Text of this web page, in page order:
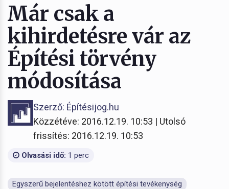
Már csak a
kihirdetésre vár az
Építési törvény
módosítása
Szerző: Építésijog.hu
Közzétéve: 2016.12.19. 10:53 | Utolsó
frissítés: 2016.12.19. 10:53
Olvasási idő: 1 perc
Egyszerű bejelentéshez kötött építési tevékenység